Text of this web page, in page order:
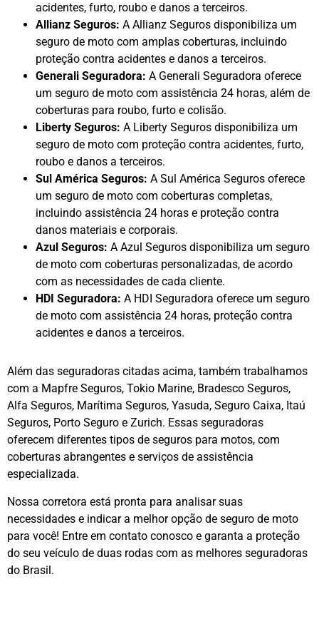
acidentes, furto, roubo e danos a terceiros.
Allianz Seguros: A Allianz Seguros disponibiliza um
seguro de moto com amplas coberturas, incluindo
proteção contra acidentes e danos a terceiros.
Generali Seguradora: A Generali Seguradora oferece
um seguro de moto com assistência 24 horas, além de
coberturas para roubo, furto e colisão.
Liberty Seguros: A Liberty Seguros disponibiliza um
seguro de moto com proteção contra acidentes, furto,
roubo e danos a terceiros.
Sul América Seguros: A Sul América Seguros oferece
um seguro de moto com coberturas completas,
incluindo assistência 24 horas e proteção contra
danos materiais e corporais.
Azul Seguros: A Azul Seguros disponibiliza um seguro
de moto com coberturas personalizadas, de acordo
com as necessidades de cada cliente.
HDI Seguradora: A HDI Seguradora oferece um seguro
de moto com assistência 24 horas, proteção contra
acidentes e danos a terceiros.
Além das seguradoras citadas acima, também trabalhamos
com a Mapfre Seguros, Tokio Marine, Bradesco Seguros,
Alfa Seguros, Marítima Seguros, Yasuda, Seguro Caixa, Itaú
Seguros, Porto Seguro e Zurich. Essas seguradoras
oferecem diferentes tipos de seguros para motos, com
coberturas abrangentes e serviços de assistência
especializada.
Nossa corretora está pronta para analisar suas
necessidades e indicar a melhor opção de seguro de moto
para você! Entre em contato conosco e garanta a proteção
do seu veículo de duas rodas com as melhores seguradoras
do Brasil.